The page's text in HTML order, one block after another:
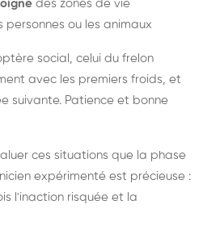
des zones de vie
personnes ou les animaux
social, celui du frelon
avec les premiers froids, et
suivante. Patience et bonne
ces situations que la phase
expérimenté est précieuse :
l'inaction risquée et la